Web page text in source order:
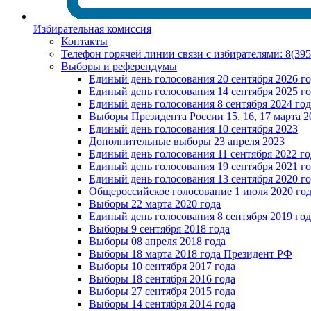
Избирательная комиссия
Контакты
Телефон горячей линии связи с избирателями:
Выборы и референдумы
Единый день голосования 20 сентября 2026
Единый день голосования 14 сентября 2025
Единый день голосования 8 сентября 2024
Выборы Президента России 15, 16, 17 марта
Единый день голосования 10 сентября 2023
Дополнительные выборы 23 апреля 2023
Единый день голосования 11 сентября 2022
Единый день голосования 19 сентября 2021
Единый день голосования 13 сентября 2020
Общероссийское голосование 1 июля 2020
Выборы 22 марта 2020 года
Единый день голосования 8 сентября 2019
Выборы 9 сентября 2018 года
Выборы 08 апреля 2018 года
Выборы 18 марта 2018 года Президент РФ
Выборы 10 сентября 2017 года
Выборы 18 сентября 2016 года
Выборы 27 сентября 2015 года
Выборы 14 сентября 2014 года